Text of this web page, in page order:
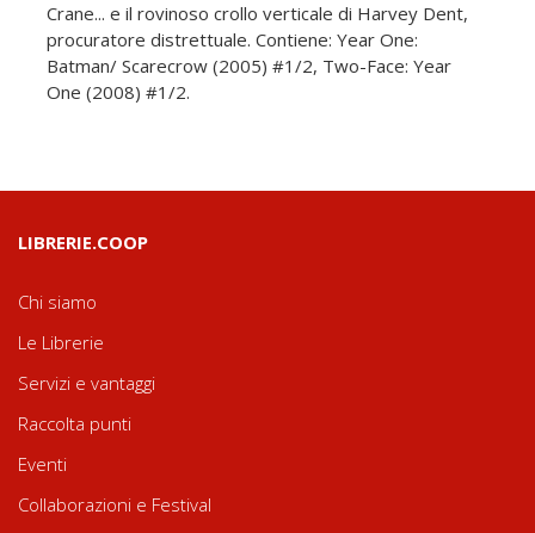
Crane... e il rovinoso crollo verticale di Harvey Dent,
procuratore distrettuale. Contiene: Year One:
Batman/ Scarecrow (2005) #1/2, Two-Face: Year
One (2008) #1/2.
LIBRERIE.COOP
Chi siamo
Le Librerie
Servizi e vantaggi
Raccolta punti
Eventi
Collaborazioni e Festival